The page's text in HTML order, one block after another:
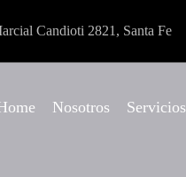
Candioti 2821, Santa Fe
Nosotros Servicios